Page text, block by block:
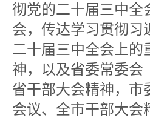
彻党的二十届三中全
会，传达学习贯彻习
二十届三中全会上的
神，以及省委常委会
省干部大会精神，市
会议、全市干部大会